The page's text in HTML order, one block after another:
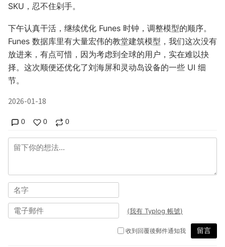
SKU，忍不住剁手。
下午认真干活，继续优化 Funes 时钟，调整模型的顺序。
Funes 数据库里有大量宏伟的教堂建筑模型，我们这次没有
放进来，有点可惜，因为考虑到全球的用户，实在难以抉
择。这次顺便还优化了刘海屏和灵动岛设备的一些 UI 细
节。
2026-01-18